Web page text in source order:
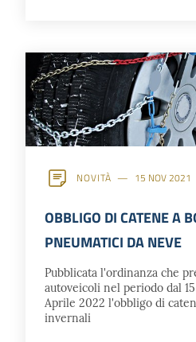
NOVITÀ 15 NOV 2021
OBBLIGO DI CATENE A
PNEUMATICI DA NEVE
Pubblicata l'ordinanza che
autoveicoli nel periodo dal
Aprile 2022 l'obbligo di
invernali